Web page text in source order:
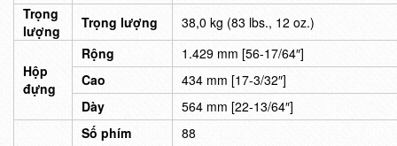
Trọng
lượng
Trọng lượng 38,0 kg (83 lbs., 12 oz.)
Hộp
đựng
Rộng
1.429 mm [56-17/64″]
Cao
434 mm [17-3/32″]
Dày
564 mm [22-13/64″]
Số phím
88